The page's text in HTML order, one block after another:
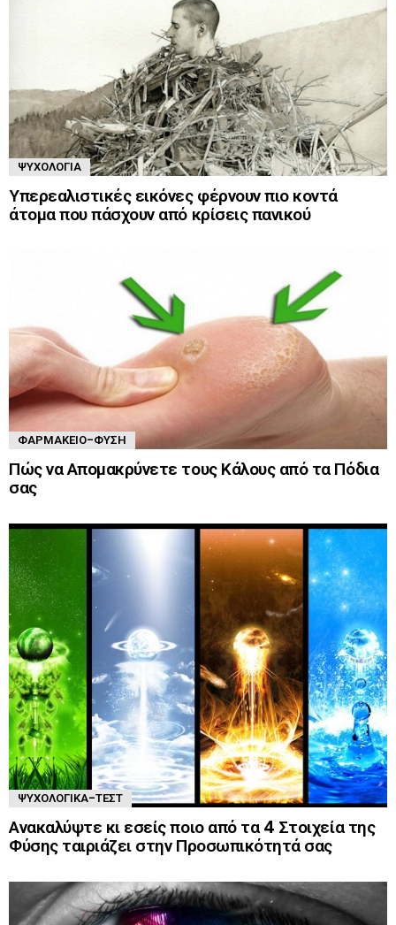
ΨΥΧΟΛΟΓΊΑ
Υπερεαλιστικές εικόνες φέρνουν πιο κοντά
άτομα που πάσχουν από κρίσεις πανικού
ΦΑΡΜΑΚΕΊΟ-ΦΎΣΗ
Πώς να Απομακρύνετε τους Κάλους από τα Πόδια
σας
ΨΥΧΟΛΟΓΙΚΆ-ΤΈΣΤ
Ανακαλύψτε κι εσείς ποιο από τα 4 Στοιχεία της
Φύσης ταιριάζει στην Προσωπικότητά σας